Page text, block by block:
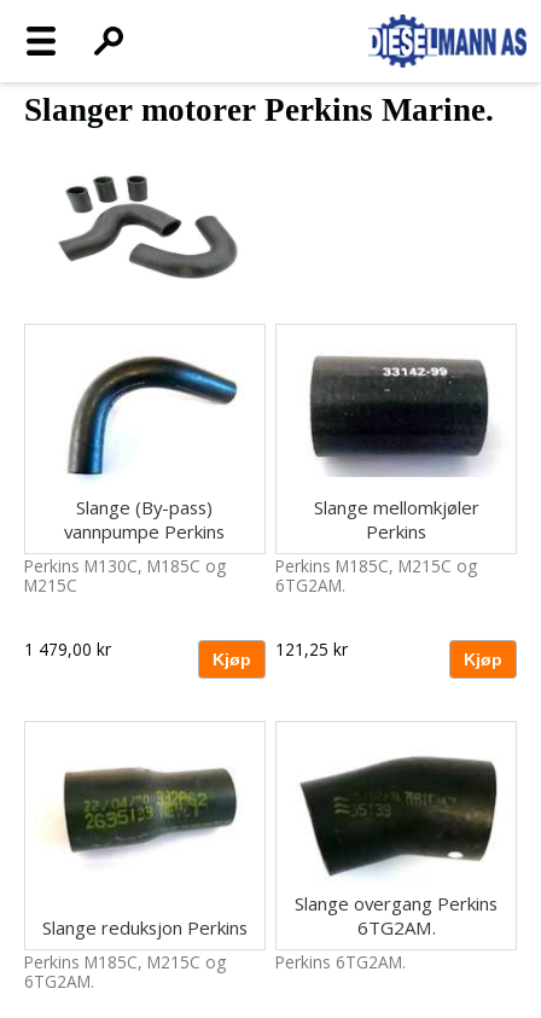
Slanger motorer Perkins Marine.
Slange (By-pass)
vannpumpe Perkins
Perkins M130C, M185C og
M215C
1 479,00 kr
Slange mellomkjøler
Perkins
Perkins M185C, M215C og
6TG2AM.
121,25 kr
Slange reduksjon Perkins
Perkins M185C, M215C og
6TG2AM.
Slange overgang Perkins
6TG2AM.
Perkins 6TG2AM.